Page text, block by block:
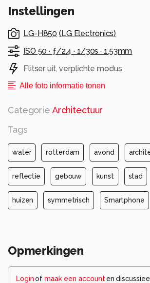
Instellingen
LG-H850 (LG Electronics)
ISO 50 · ƒ/2.4 · 1/30s ·1.53mm
Flitser uit, verplichte modus
Alle foto informatie tonen
Categorie Architectuur
Tags
water rotterdam avond
reflectie gebouw kunst stad
huizen symmetrisch Smartphone
Opmerkingen
Loginof maak een account en